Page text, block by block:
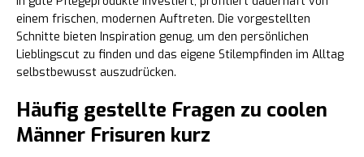
einem frischen, modernen Auftreten. Die vorgestellten
Schnitte bieten Inspiration genug, um den persönlichen
Lieblingscut zu finden und das eigene Stilempfinden im Alltag
selbstbewusst auszudrücken.
Häufig gestellte Fragen zu coolen
Männer Frisuren kurz